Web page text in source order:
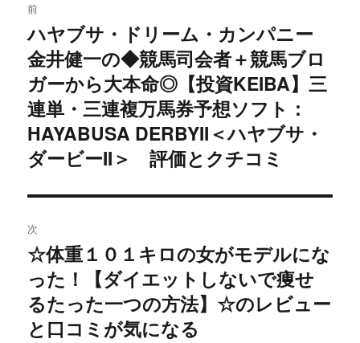
稿
ナ
ビ
ゲ
ー
シ
ョ
ン
前
過
去
の
投
稿:
ハヤブサ・ドリーム・カンパニー
金井健一の◆競馬司会者＋競馬ブロ
ガーから大本命◎【投資KEIBA】三
連単・三連複万馬券予想ソフト：
HAYABUSA DERBYII＜ハヤブサ・
ダービーII＞ 評価とクチコミ
次
次
の
投
稿:
☆体重１０１キロの女がモデルにな
った！【ダイエットしないで痩せ
るたった一つの方法】☆のレビュー
と口コミが気になる